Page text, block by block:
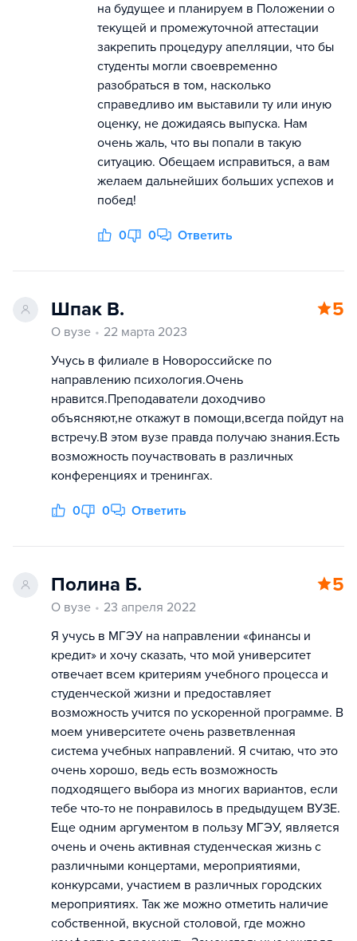
на будущее и планируем в Положении о
текущей и промежуточной аттестации
закрепить процедуру апелляции, что бы
студенты могли своевременно
разобраться в том, насколько
справедливо им выставили ту или иную
оценку, не дожидаясь выпуска. Нам
очень жаль, что вы попали в такую
ситуацию. Обещаем исправиться, а вам
желаем дальнейших больших успехов и
побед!
0 0 Ответить
Шпак В. 5
О вузе
22 марта 2023
Учусь в филиале в Новороссийске по
направлению психология.Очень
нравится.Преподаватели доходчиво
объясняют,не откажут в помощи,всегда пойдут на
встречу.В этом вузе правда получаю знания.Есть
возможность поучаствовать в различных
конференциях и тренингах.
0 0 Ответить
Полина Б. 5
О вузе
23 апреля 2022
Я учусь в МГЭУ на направлении «финансы и
кредит» и хочу сказать, что мой университет
отвечает всем критериям учебного процесса и
студенческой жизни и предоставляет
возможность учится по ускоренной программе. В
моем университете очень разветвленная
система учебных направлений. Я считаю, что это
очень хорошо, ведь есть возможность
подходящего выбора из многих вариантов, если
тебе что-то не понравилось в предыдущем ВУЗЕ.
Еще одним аргументом в пользу МГЭУ, является
очень и очень активная студенческая жизнь с
различными концертами, мероприятиями,
конкурсами, участием в различных городских
мероприятиях. Так же можно отметить наличие
собственной, вкусной столовой, где можно